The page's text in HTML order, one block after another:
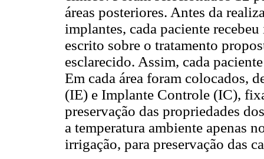
áreas posteriores. Antes da
implantes, cada paciente
escrito sobre o tratamento
esclarecido. Assim, cada
Em cada área foram colocados,
(IE) e Implante Controle (IC),
preservação das propriedades
a temperatura ambiente apenas
irrigação, para preservação das